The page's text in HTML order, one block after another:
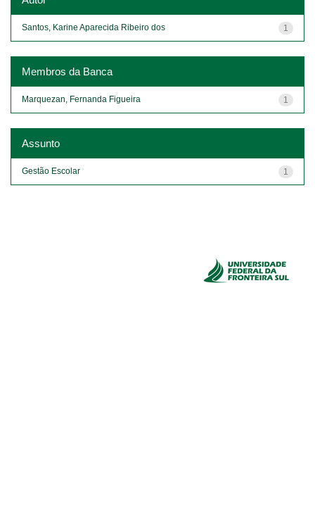
1
Santos, Karine Aparecida Ribeiro dos
Membros da Banca
1
Marquezan, Fernanda Figueira
Assunto
1
Gestão Escolar